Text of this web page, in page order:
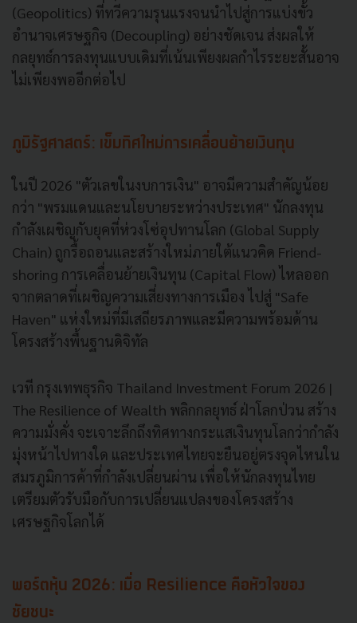
(Geopolitics) ที่ทวีความรุนแรงจนนำไปสู่การแบ่งขั้ว
อำนาจเศรษฐกิจ (Decoupling) อย่างชัดเจน ส่งผลให้
กลยุทธ์การลงทุนแบบเดิมที่เน้นเพียงผลกำไรระยะสั้นอาจ
ไม่เพียงพออีกต่อไป
ภูมิรัฐศาสตร์: เข็มทิศใหม่การเคลื่อนย้ายเงินทุน
ในปี 2026 "ตัวเลขในงบการเงิน" อาจมีความสำคัญน้อย
กว่า "พรมแดนและนโยบายระหว่างประเทศ" นักลงทุน
กำลังเผชิญกับยุคที่ห่วงโซ่อุปทานโลก (Global Supply
Chain) ถูกรื้อถอนและสร้างใหม่ภายใต้แนวคิด Friend-
shoring การเคลื่อนย้ายเงินทุน (Capital Flow) ไหลออก
จากตลาดที่เผชิญความเสี่ยงทางการเมือง ไปสู่ "Safe
Haven" แห่งใหม่ที่มีเสถียรภาพและมีความพร้อมด้าน
โครงสร้างพื้นฐานดิจิทัล
เวที กรุงเทพธุรกิจ Thailand Investment Forum 2026 |
The Resilience of Wealth พลิกกลยุทธ์ ฝ่าโลกป่วน สร้าง
ความมั่งคั่ง จะเจาะลึกถึงทิศทางกระแสเงินทุนโลกว่ากำลัง
มุ่งหน้าไปทางใด และประเทศไทยจะยืนอยู่ตรงจุดไหนใน
สมรภูมิการค้าที่กำลังเปลี่ยนผ่าน เพื่อให้นักลงทุนไทย
เตรียมตัวรับมือกับการเปลี่ยนแปลงของโครงสร้าง
เศรษฐกิจโลกได้
พอร์ตหุ้น 2026: เมื่อ Resilience คือหัวใจของ
ชัยชนะ